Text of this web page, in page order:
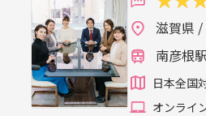
滋賀県
南彦根
日本全国
オンライ